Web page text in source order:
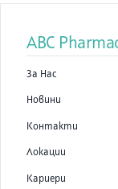
ABC
За Нас
Новини
Контакти
Локации
Кариери